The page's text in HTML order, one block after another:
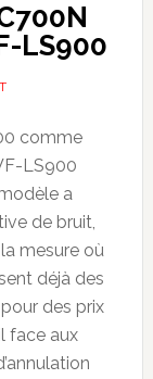
LS900
comme
LS900
a
de bruit,
mesure où
déjà des
des prix
face aux